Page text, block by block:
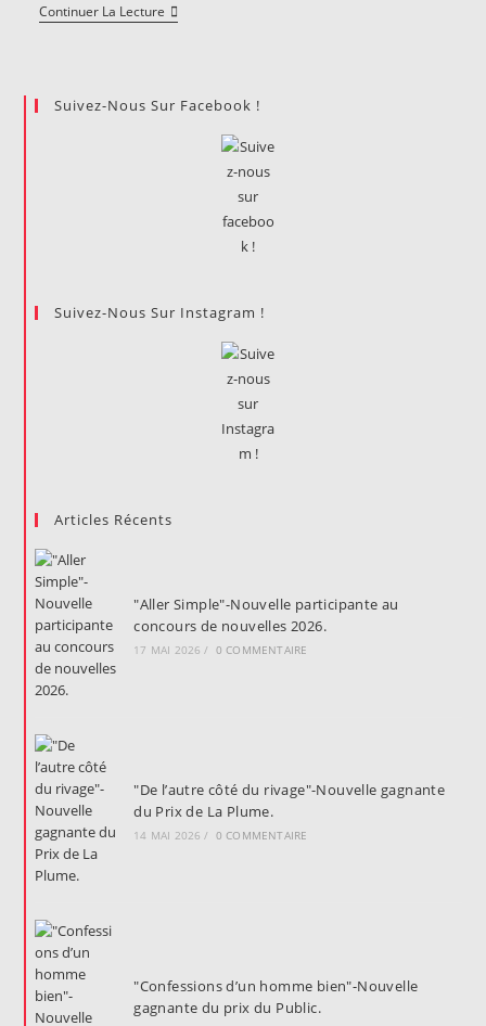
Continuer La LectureEncarté
Suivez-Nous Sur Facebook !
Suivez-Nous Sur Instagram !
Articles Récents
"Aller Simple"-Nouvelle participante au
concours de nouvelles 2026.
17 MAI 2026 / 0 COMMENTAIRE
"De l’autre côté du rivage"-Nouvelle gagnante
du Prix de La Plume.
14 MAI 2026 / 0 COMMENTAIRE
"Confessions d’un homme bien"-Nouvelle
gagnante du prix du Public.